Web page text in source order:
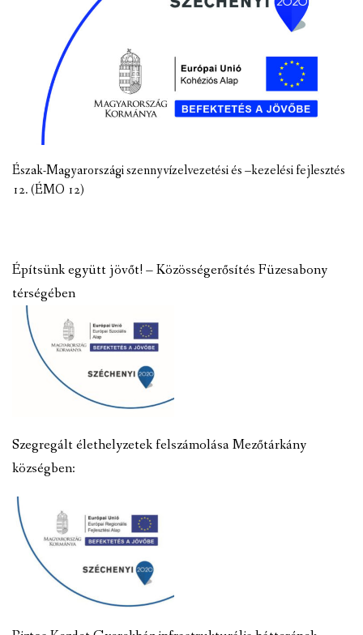
Észak-Magyarországi szennyvízelvezetési és –kezelési fejlesztés
12. (ÉMO 12)
Építsünk együtt jövőt! – Közösségerősítés Füzesabony
térségében
Szegregált élethelyzetek felszámolása Mezőtárkány
községben: